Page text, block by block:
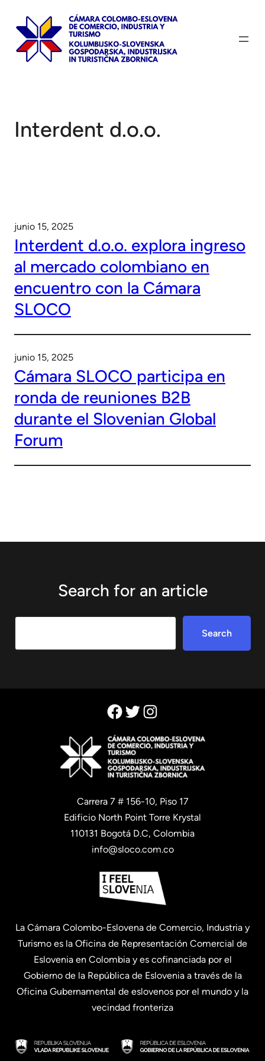
contenido
Interdent d.o.o.
junio 15, 2025
Interdent d.o.o. explora ingreso
al mercado colombiano en
encuentro con la Cámara
SLOCO
junio 15, 2025
Cámara SLOCO participa en
ronda de reuniones B2B
durante el Slovenian Global
Forum
Search for an article
Search
Facebook
TwitterInstagram
Carrera 7 # 156-10, Piso 17
Edificio North Point Torre Krystal
110131 Bogotá D.C, Colombia
info@sloco.com.co
La Cámara Colombo-Eslovena de Comercio, Industria y
Turismo es la Oficina de Representación Comercial de
Eslovenia en Colombia y es cofinanciada por el
Gobierno de la República de Eslovenia a través de la
Oficina Gubernamental de eslovenos por el mundo y la
vecindad fronteriza